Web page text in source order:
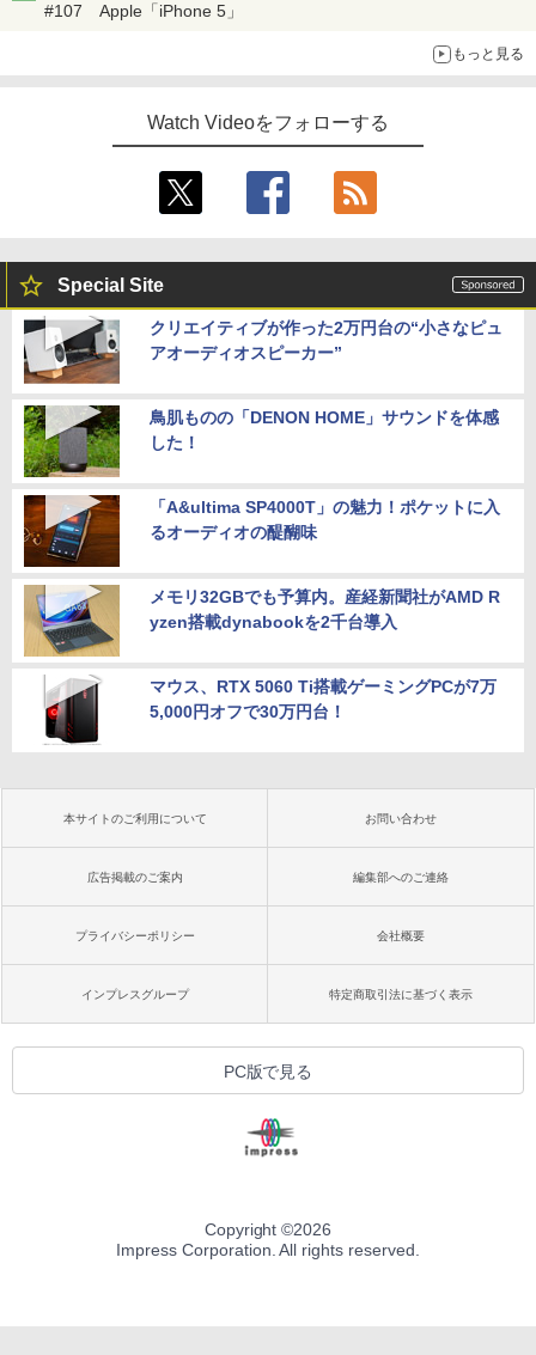
#107 Apple「iPhone 5」
もっと見る
Watch Videoをフォローする
Special Site
クリエイティブが作った2万円台の“小さなピュ
アオーディオスピーカー”
鳥肌ものの「DENON HOME」サウンドを体感
した！
「A&ultima SP4000T」の魅力！ポケットに入
るオーディオの醍醐味
メモリ32GBでも予算内。産経新聞社がAMD R
yzen搭載dynabookを2千台導入
マウス、RTX 5060 Ti搭載ゲーミングPCが7万
5,000円オフで30万円台！
本サイトのご利用について お問い合わせ
広告掲載のご案内 編集部へのご連絡
プライバシーポリシー 会社概要
インプレスグループ 特定商取引法に基づく表示
PC版で見る
Copyright ©2026
Impress Corporation. All rights reserved.